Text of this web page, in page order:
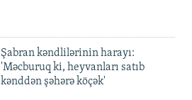
Şabran kəndlilərinin harayı:
'Məcburuq ki, heyvanları satıb
kənddən şəhərə köçək'